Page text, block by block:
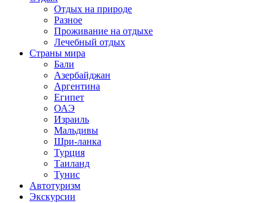
Отдых на природе
Разное
Проживание на отдыхе
Лечебный отдых
Страны мира
Бали
Азербайджан
Аргентина
Египет
ОАЭ
Израиль
Мальдивы
Шри-ланка
Турция
Таиланд
Тунис
Автотуризм
Экскурсии